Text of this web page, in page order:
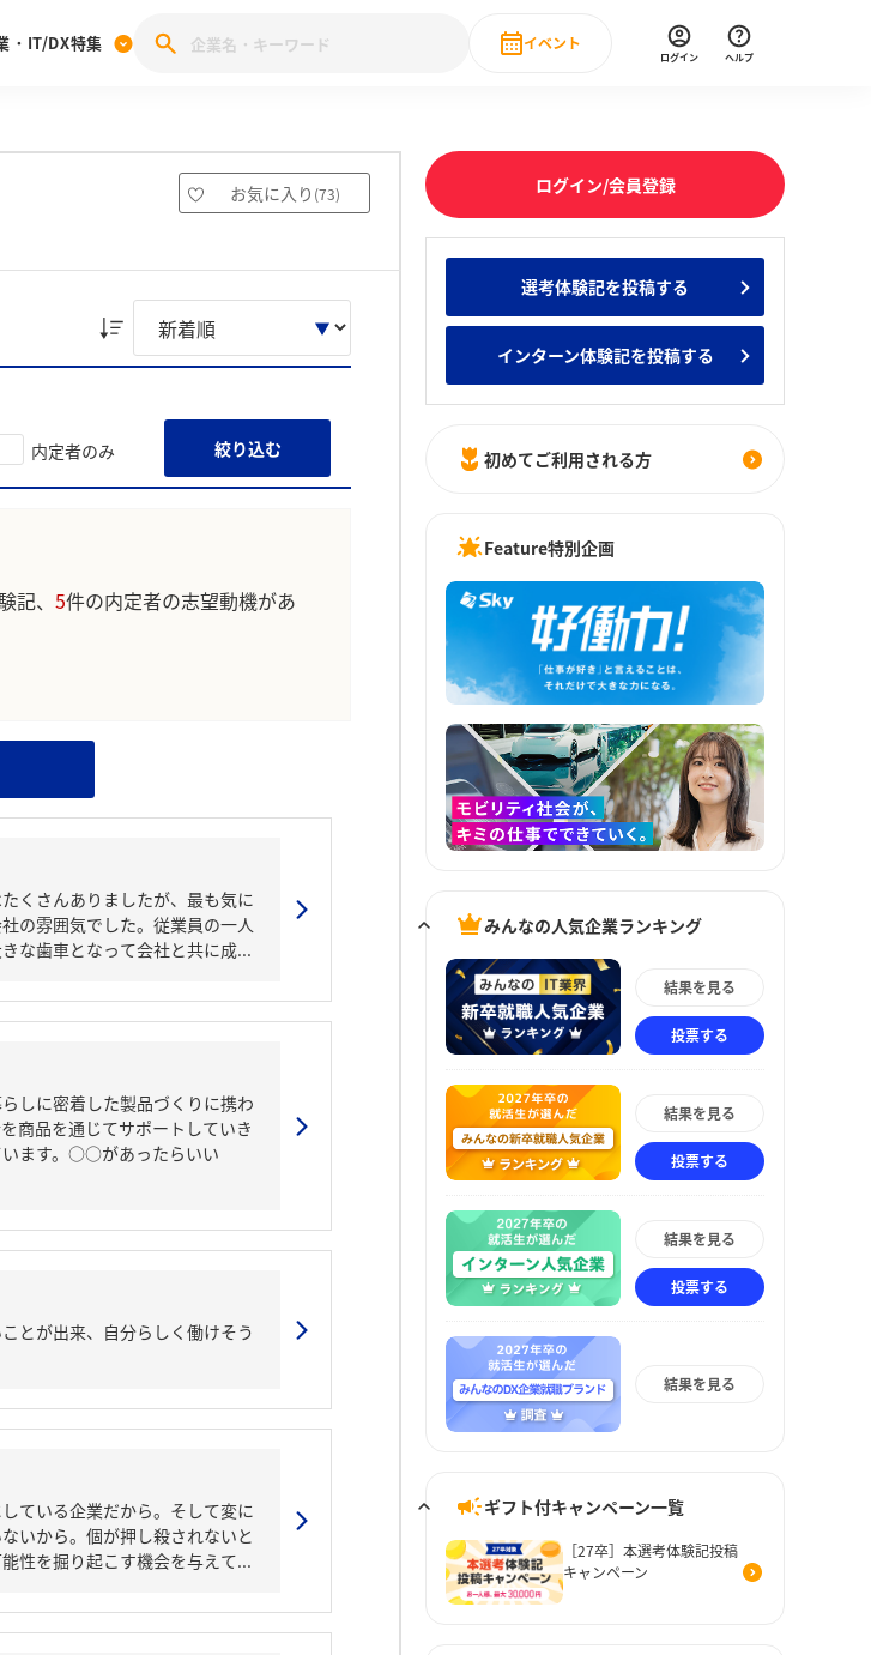
体験記投稿キャンペーン
みんなの新卒就職人気企業ランキング みんなのインターン人気企業ランキ
・IT/DX特集
28卒 IT・DX現場社員インタビュー
イベント
直近のイベント一覧
ログイン ヘルプ
お気に入り (73)
内定者のみ 絞り込む
記、 5件の内定者の志望動機があ
くさんありましたが、最も気に
の雰囲気でした。従業員の一人
な歯車となって会社と共に成...
しに密着した製品づくりに携わ
商品を通じてサポートしていき
います。○○があったらいい
とが出来、自分らしく働けそう
している企業だから。そして変に
いから。個が押し殺されないと
性を掘り起こす機会を与えて...
ログイン/会員登録
選考体験記を投稿する
インターン体験記を投稿する
初めてご利用される方
Feature特別企画
みんなの人気企業ランキング
結果を見る
投票する
結果を見る
投票する
結果を見る
投票する
結果を見る
ギフト付キャンペーン一覧
［27卒］本選考体験記投稿
キャンペーン